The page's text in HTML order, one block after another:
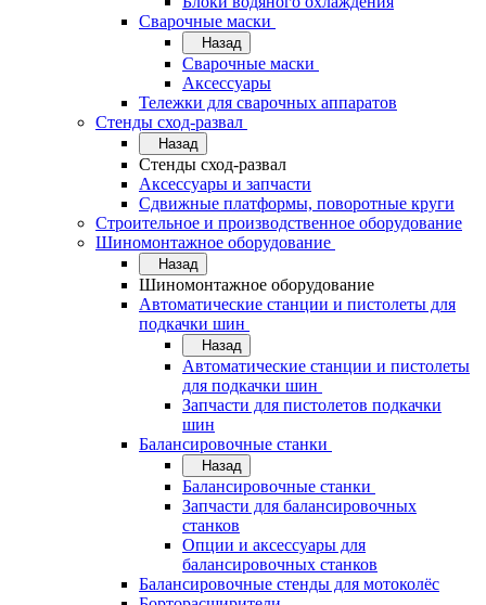
Сварочные маски
Назад
Сварочные маски
Аксессуары
Тележки для сварочных аппаратов
Стенды сход-развал
Назад
Стенды сход-развал
Аксессуары и запчасти
Сдвижные платформы, поворотные круги
Строительное и производственное оборудование
Шиномонтажное оборудование
Назад
Шиномонтажное оборудование
Автоматические станции и пистолеты для
подкачки шин
Назад
Автоматические станции и пистолеты
для подкачки шин
Запчасти для пистолетов подкачки
шин
Балансировочные станки
Назад
Балансировочные станки
Запчасти для балансировочных
станков
Опции и аксессуары для
балансировочных станков
Балансировочные стенды для мотоколёс